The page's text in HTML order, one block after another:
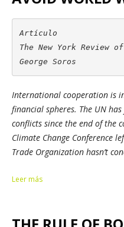
Artículo
The New York Review
George Soros
International cooperation is
financial spheres. The UN
conflicts since the end of the
Climate Change Conference
Trade Organization hasn’t
Leer más